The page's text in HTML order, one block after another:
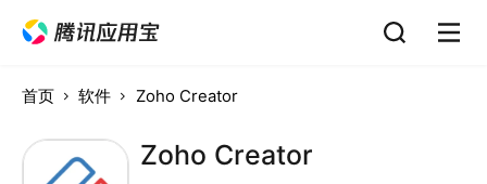
首页 软件 Zoho Creator
Zoho Creator